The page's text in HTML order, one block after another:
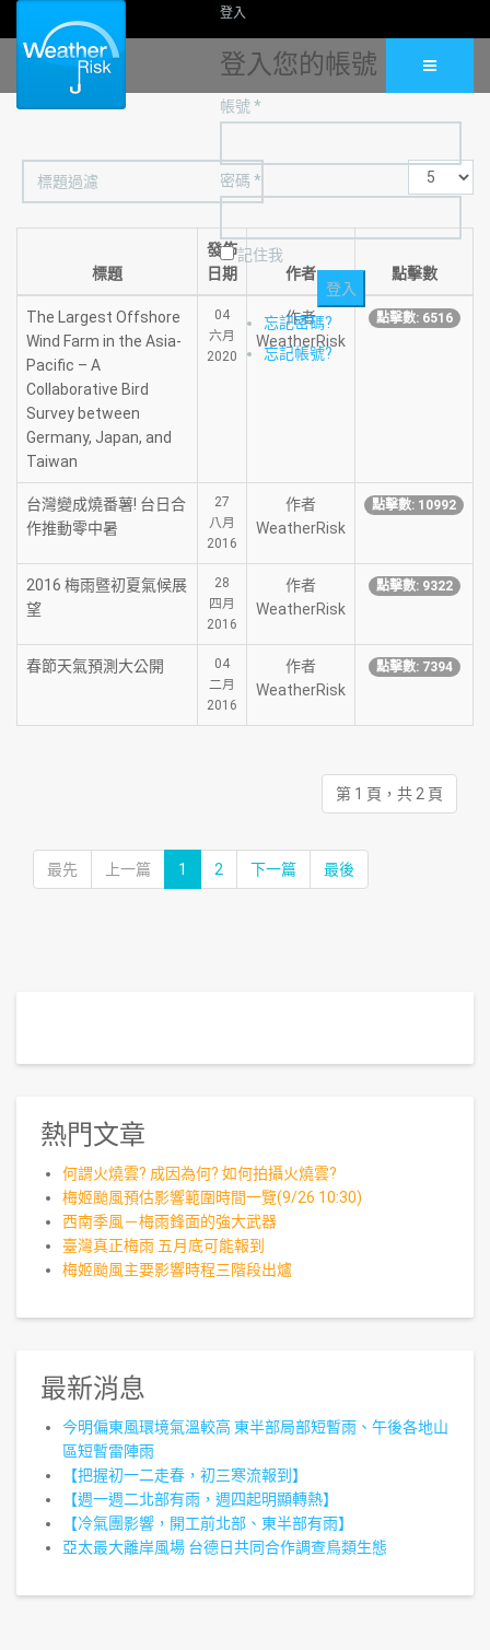
登入
登入您的帳號
帳號 *
密碼 *
記住我
忘記密碼?
忘記帳號?
示
目
標題
發佈
日期
作者 點擊數
The Largest Offshore
Wind Farm in the Asia-
Pacific – A
Collaborative Bird
Survey between
Germany, Japan, and
Taiwan
04
六月
2020
作者
WeatherRisk
點擊數: 6516
台灣變成燒番薯! 台日合
作推動零中暑
27
八月
2016
作者
WeatherRisk
點擊數: 10992
2016 梅雨暨初夏氣候展
望
28
四月
2016
作者
WeatherRisk
點擊數: 9322
春節天氣預測大公開
04
二月
2016
作者
WeatherRisk
點擊數: 7394
第 1 頁，共 2 頁
最先 上一篇 1 2 下一篇 最後
熱門文章
何謂火燒雲? 成因為何? 如何拍攝火燒雲?
梅姬颱風預估影響範圍時間一覽(9/26 10:30)
西南季風－梅雨鋒面的強大武器
臺灣真正梅雨 五月底可能報到
梅姬颱風主要影響時程三階段出爐
最新消息
今明偏東風環境氣溫較高 東半部局部短暫雨、午後各地山
區短暫雷陣雨
【把握初一二走春，初三寒流報到】
【週一週二北部有雨，週四起明顯轉熱】
【冷氣團影響，開工前北部、東半部有雨】
亞太最大離岸風場 台德日共同合作調查鳥類生態